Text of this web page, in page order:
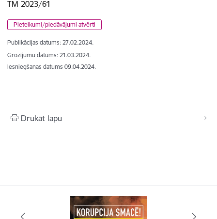
TM 2023/61
Pieteikumi/piedāvājumi atvērti
Publikācijas datums: 27.02.2024.
Grozījumu datums: 21.03.2024.
Iesniegšanas datums 09.04.2024.
Drukāt lapu